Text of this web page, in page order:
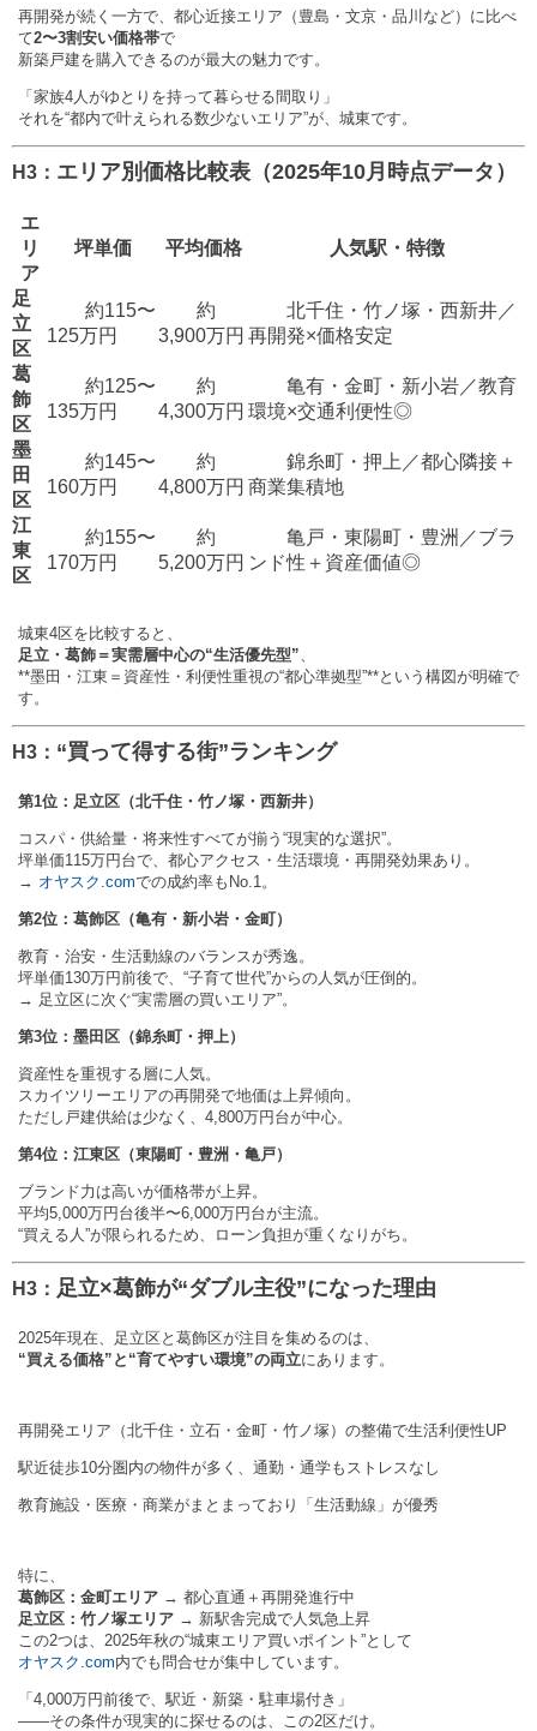
再開発が続く一方で、都心近接エリア（豊島・文京・品川など）に比べ
て2〜3割安い価格帯で
新築戸建を購入できるのが最大の魅力です。
「家族4人がゆとりを持って暮らせる間取り」
それを“都内で叶えられる数少ないエリア”が、城東です。
H3： エリア別価格比較表（2025年10月時点データ）
エ
リ
ア
坪単価 平均価格 人気駅・特徴
足
立
区
約115〜
125万円
約
3,900万円
北千住・竹ノ塚・西新井／
再開発×価格安定
葛
飾
区
約125〜
135万円
約
4,300万円
亀有・金町・新小岩／教育
環境×交通利便性◎
墨
田
区
約145〜
160万円
約
4,800万円
錦糸町・押上／都心隣接＋
商業集積地
江
東
区
約155〜
170万円
約
5,200万円
亀戸・東陽町・豊洲／ブラ
ンド性＋資産価値◎
城東4区を比較すると、
足立・葛飾＝実需層中心の“生活優先型”
**墨田・江東＝資産性・利便性重視の“都心準拠型”**という構図が明確で
す。
H3： “買って得する街”ランキング
第1位：足立区（北千住・竹ノ塚・西新井）
コスパ・供給量・将来性すべてが揃う“現実的な選択”。
坪単価115万円台で、都心アクセス・生活環境・再開発効果あり。
→ オヤスク.comでの成約率もNo.1。
第2位：葛飾区（亀有・新小岩・金町）
教育・治安・生活動線のバランスが秀逸。
坪単価130万円前後で、“子育て世代”からの人気が圧倒的。
→ 足立区に次ぐ“実需層の買いエリア”。
第3位：墨田区（錦糸町・押上）
資産性を重視する層に人気。
スカイツリーエリアの再開発で地価は上昇傾向。
ただし戸建供給は少なく、4,800万円台が中心。
第4位：江東区（東陽町・豊洲・亀戸）
ブランド力は高いが価格帯が上昇。
平均5,000万円台後半〜6,000万円台が主流。
“買える人”が限られるため、ローン負担が重くなりがち。
H3： 足立×葛飾が“ダブル主役”になった理由
2025年現在、足立区と葛飾区が注目を集めるのは、
“買える価格”と“育てやすい環境”の両立にあります。
再開発エリア（北千住・立石・金町・竹ノ塚）の整備で生活利便性UP
駅近徒歩10分圏内の物件が多く、通勤・通学もストレスなし
教育施設・医療・商業がまとまっており「生活動線」が優秀
特に、
葛飾区：金町エリア → 都心直通＋再開発進行中
足立区：竹ノ塚エリア → 新駅舎完成で人気急上昇
この2つは、2025年秋の“城東エリア買いポイント”として
オヤスク.com内でも問合せが集中しています。
「4,000万円前後で、駅近・新築・駐車場付き」
——その条件が現実的に探せるのは、この2区だけ。